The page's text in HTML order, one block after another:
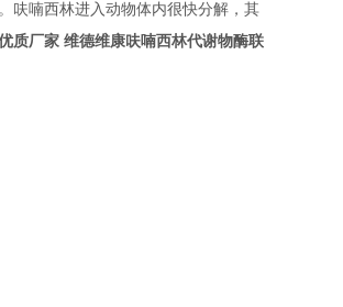
呋喃西林进入动物体内很快分解，其
质厂家 维德维康呋喃西林代谢物酶联